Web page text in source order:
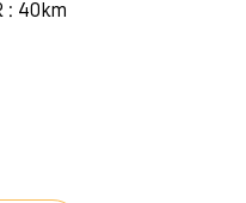
: 40km